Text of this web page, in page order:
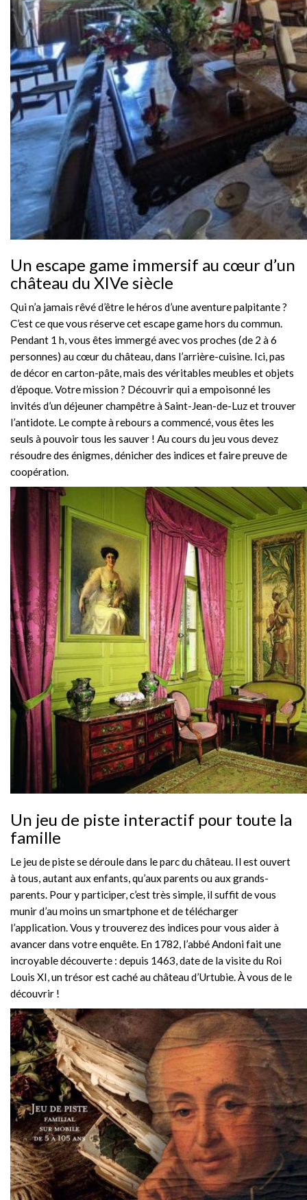
Un escape game immersif au cœur d’un
château du XIVe siècle
Qui n’a jamais rêvé d’être le héros d’une aventure palpitante ?
C’est ce que vous réserve cet escape game hors du commun.
Pendant 1 h, vous êtes immergé avec vos proches (de 2 à 6
personnes) au cœur du château, dans l’arrière-cuisine. Ici, pas
de décor en carton-pâte, mais des véritables meubles et objets
d’époque. Votre mission ? Découvrir qui a empoisonné les
invités d’un déjeuner champêtre à Saint-Jean-de-Luz et trouver
l’antidote. Le compte à rebours a commencé, vous êtes les
seuls à pouvoir tous les sauver ! Au cours du jeu vous devez
résoudre des énigmes, dénicher des indices et faire preuve de
coopération.
Un jeu de piste interactif pour toute la
famille
Le jeu de piste se déroule dans le parc du château. Il est ouvert
à tous, autant aux enfants, qu’aux parents ou aux grands-
parents. Pour y participer, c’est très simple, il suffit de vous
munir d’au moins un smartphone et de télécharger
l’application. Vous y trouverez des indices pour vous aider à
avancer dans votre enquête. En 1782, l’abbé Andoni fait une
incroyable découverte : depuis 1463, date de la visite du Roi
Louis XI, un trésor est caché au château d’Urtubie. À vous de le
découvrir !